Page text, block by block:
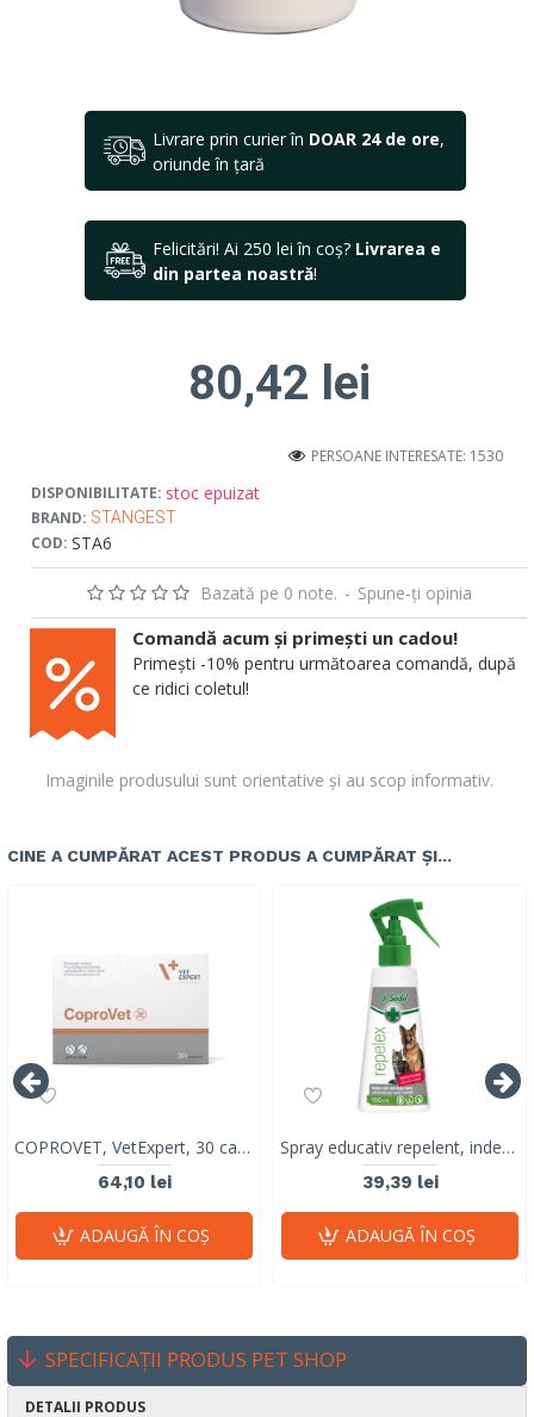
Livrare prin curier în DOAR 24 de ore,
oriunde în țară
Felicitări! Ai 250 lei în coș? Livrarea e
din partea noastră!
DISPONIBILITATE: stoc epuizat
BRAND: STANGEST
COD: STA6
PERSOANE INTERESATE: 1530
Bazată pe 0 note. - Spune-ţi opinia
80,42 lei
Imaginile produsului sunt orientative și au scop informativ.
Comandă acum și primești un cadou!
Primești -10% pentru următoarea comandă, după
ce ridici coletul!
CINE A CUMPĂRAT ACEST PRODUS A CUMPĂRAT ȘI...
COPROVET, VetExpert, 30 capsule
64,10 lei
ADAUGĂ ÎN COŞ
Spray educativ repelent, indeparteaza animalele de zone/ obiecte, Dr. Seidel, Dermapharm, 100ml
39,39 lei
ADAUGĂ ÎN COŞ
SPECIFICAȚII PRODUS PET SHOP
DETALII PRODUS